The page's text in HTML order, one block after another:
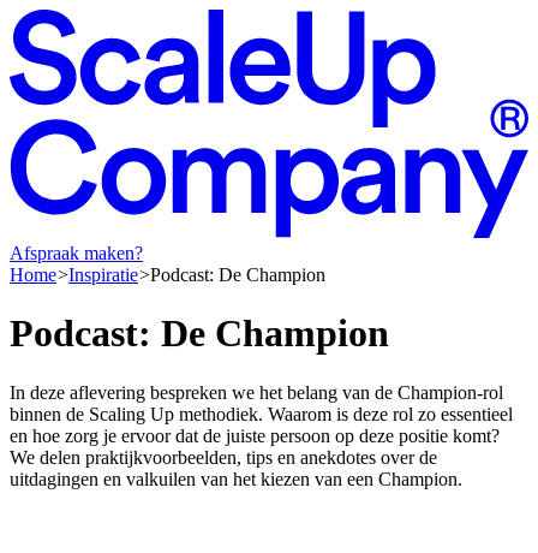
Afspraak maken?
Home Inspiratie Podcast: De Champion
Podcast: De Champion
In deze aflevering bespreken we het belang van de Champion-rol
binnen de Scaling Up methodiek. Waarom is deze rol zo essentieel
en hoe zorg je ervoor dat de juiste persoon op deze positie komt?
We delen praktijkvoorbeelden, tips en anekdotes over de
uitdagingen en valkuilen van het kiezen van een Champion.